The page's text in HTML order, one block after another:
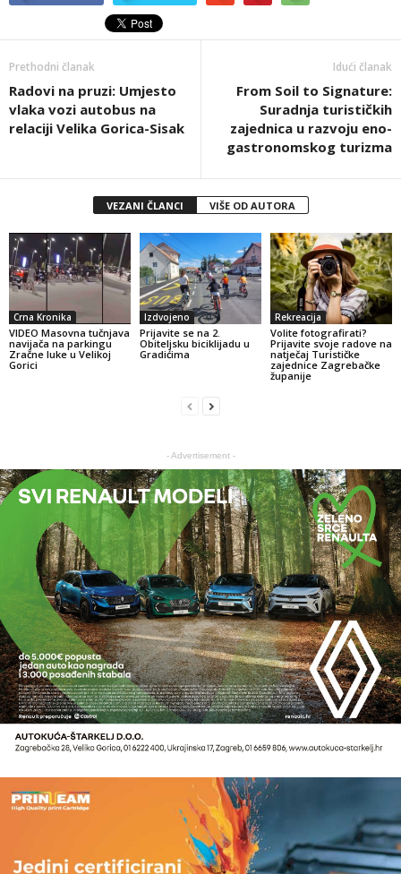
Prethodni članak
Radovi na pruzi: Umjesto
vlaka vozi autobus na
relaciji Velika Gorica-Sisak
Idući članak
From Soil to Signature:
Suradnja turističkih
zajednica u razvoju eno-
gastronomskog turizma
VEZANI ČLANCI VIŠE OD AUTORA
Crna Kronika
VIDEO Masovna tučnjava
navijača na parkingu
Zračne luke u Velikoj
Gorici
Izdvojeno
Prijavite se na 2.
Obiteljsku biciklijadu u
Gradićima
Rekreacija
Volite fotografirati?
Prijavite svoje radove na
natječaj Turističke
zajednice Zagrebačke
županije
- Advertisement -